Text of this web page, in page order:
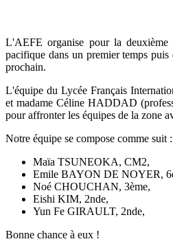
L'AEFE organise pour la deuxième
pacifique dans un premier temps
prochain.
L'équipe du Lycée Français
et madame Céline HADDAD
pour affronter les équipes de la zone
Notre équipe se compose comme suit :
Maïa TSUNEOKA, CM2,
Emile BAYON DE NOYER,
Noé CHOUCHAN, 3ème,
Eishi KIM, 2nde,
Yun Fe GIRAULT, 2nde,
Bonne chance à eux !